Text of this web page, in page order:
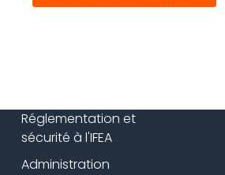
Réglementation et
sécurité à l'IFEA
Administration